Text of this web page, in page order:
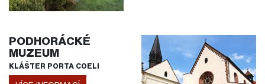
PODHORÁCKÉ
MUZEUM
KLÁŠTER PORTA COELI